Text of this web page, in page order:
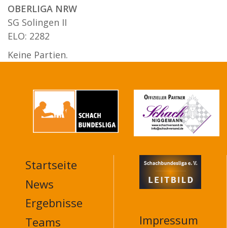
OBERLIGA NRW
SG Solingen II
ELO: 2282
Keine Partien.
MAIN
NAVIGATION
FOOTER
Startseite
News
Ergebnisse
Teams
Impressum